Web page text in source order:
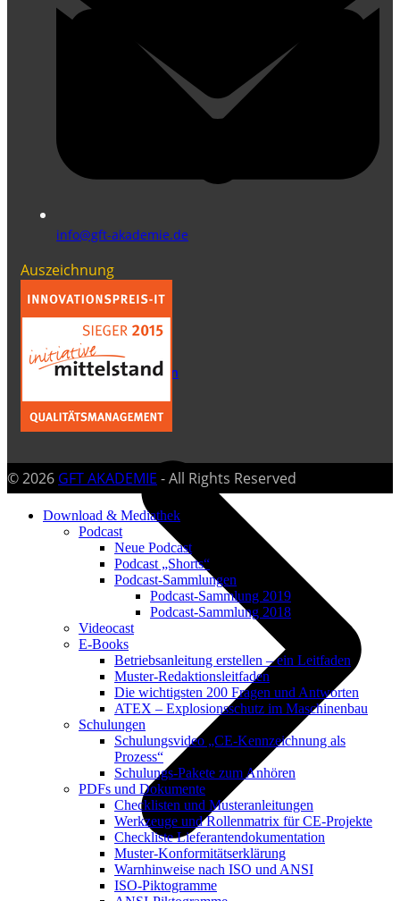
News
GFT Infotag
Autoren
Wie wir arbeiten
info@gft-akademie.de
Auszeichnung
© 2026 GFT AKADEMIE - All Rights Reserved
Download & Mediathek
Podcast
Neue Podcast
Podcast „Shorts“
Podcast-Sammlungen
Podcast-Sammlung 2019
Podcast-Sammlung 2018
Videocast
E-Books
Betriebsanleitung erstellen – ein Leitfaden
Muster-Redaktionsleitfaden
Die wichtigsten 200 Fragen und Antworten
ATEX – Explosionsschutz im Maschinenbau
Schulungen
Schulungsvideo „CE-Kennzeichnung als
Prozess“
Schulungs-Pakete zum Anhören
PDFs und Dokumente
Checklisten und Musteranleitungen
Werkzeuge und Rollenmatrix für CE-Projekte
Checkliste Lieferantendokumentation
Muster-Konformitätserklärung
Warnhinweise nach ISO und ANSI
ISO-Piktogramme